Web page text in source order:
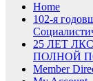
Home
102-я
25 ЛЕТ
ПОЛНОЙ
Member